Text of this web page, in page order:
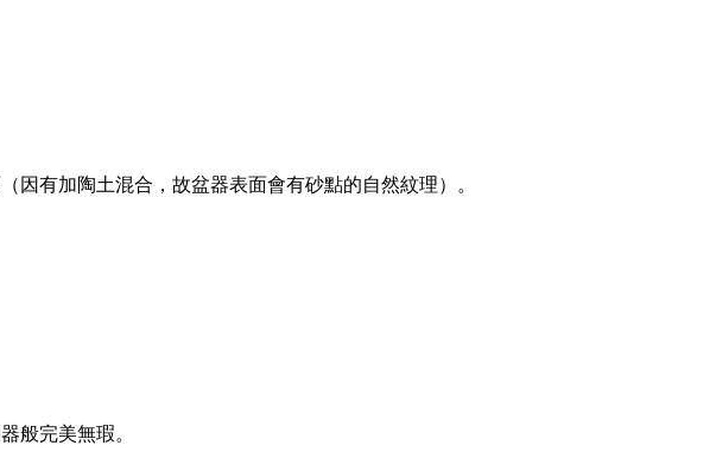
因有加陶土混合，故盆器表面會有砂點的自然紋理）。
般完美無瑕。